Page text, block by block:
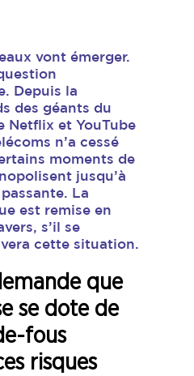
vont émerger.
Depuis la
des géants du
Netflix et YouTube
n’a cessé
moments de
jusqu’à
La
est remise en
s’il se
cette situation.
que
se dote de
fous
risques